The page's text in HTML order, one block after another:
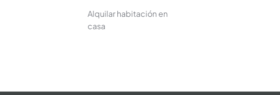
Alquilar habitación en
casa